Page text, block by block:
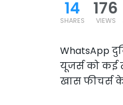
14
SHARES
176
VIEWS
WhatsApp
यूजर्स को कई
खास फीचर्स